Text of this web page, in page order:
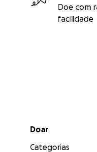
Doe com
facilidade
Menu secundário
Doar
Categorias